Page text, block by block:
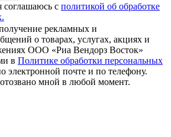
соглашаюсь с политикой об обработке
рекламных и
о товарах, услугах, акциях и
ООО «Риа Вендорз Восток»
в Политике обработки персональных
электронной почте и по телефону.
мной в любой момент.